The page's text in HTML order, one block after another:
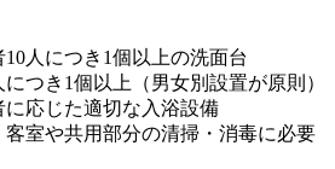
10人につき1個以上の洗面台
につき1個以上（男女別設置が原則）
に応じた適切な入浴設備
客室や共用部分の清掃・消毒に必要